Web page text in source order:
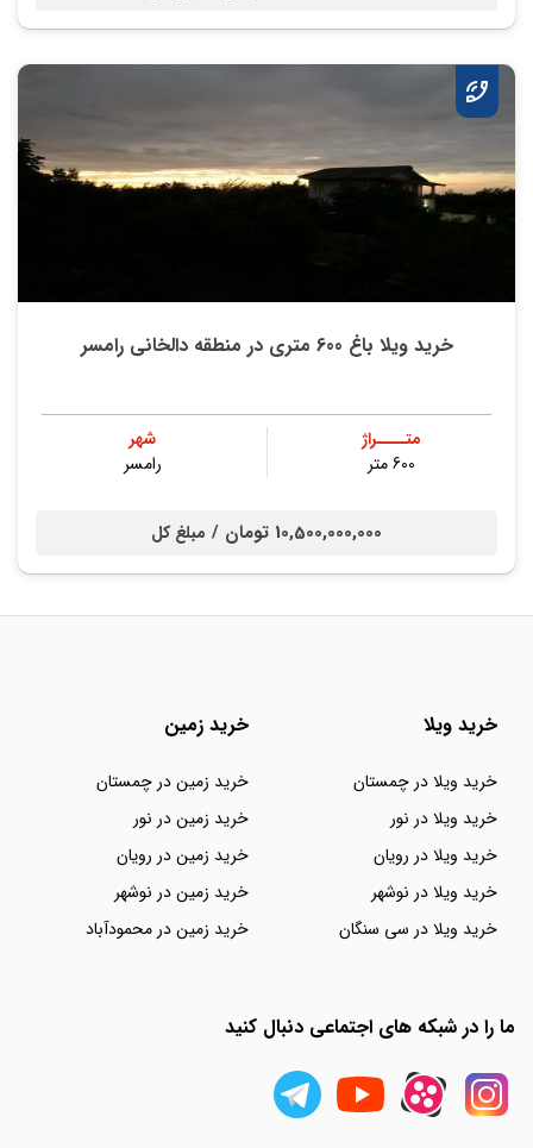
خرید ویلا باغ 600 متری در منطقه دالخانی رامسر
متــــراژ
600 متر
شهر
رامسر
10,500,000,000 تومان / مبلغ کل
خرید ویلا
خرید ویلا در چمستان
خرید ویلا در نور
خرید ویلا در رویان
خرید ویلا در نوشهر
خرید ویلا در سی سنگان
خرید زمین
خرید زمین در چمستان
خرید زمین در نور
خرید زمین در رویان
خرید زمین در نوشهر
خرید زمین در محمودآباد
ما را در شبکه های اجتماعی دنبال کنید